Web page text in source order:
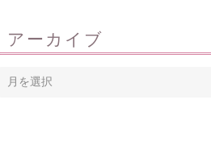
アーカイブ